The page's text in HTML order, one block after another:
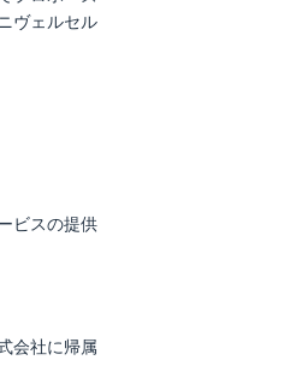
ヴェルセル
ビスの提供
会社に帰属